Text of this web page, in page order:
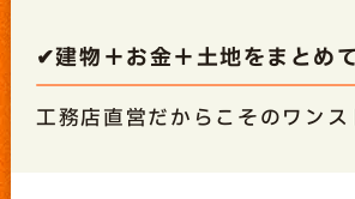
✔建物＋お金＋土地をまとめ
工務店直営だからこそのワンス